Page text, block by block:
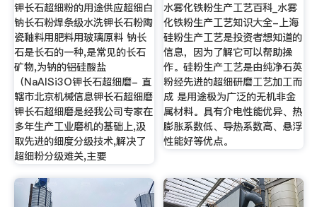
钾长石超细粉的用途供应超细白
钠长石粉焊条级水洗钾长石粉陶
瓷釉料用肥料用玻璃原料 钠长
石是长石的一种,是常见的长石
矿物,为钠的铝硅酸盐
（NaAlSi3O钾长石超细磨- 直
辖市北京机械信息钾长石超细磨
钾长石超细磨是经我公司专家在
多年生产工业磨机的基础上,汲
取先进的细度分级技术,解决了
超细粉分级难关,主要
水雾化铁粉生产工艺百科_水雾
化铁粉生产工艺知识大全-上海
硅粉生产工艺是投资者想知道的
信息，因为了解它可以帮助操
作。硅粉生产工艺是由纯净石英
粉经先进的超细研磨工艺加工而
成 是用途极为广泛的无机非金
属材料。具有介电性能优异、热
膨胀系数低、导热系数高、悬浮
性能好等优点。